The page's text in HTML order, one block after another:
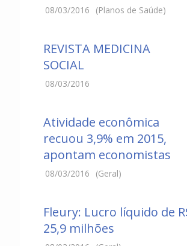
08/03/2016 (Planos de Saúde)
REVISTA MEDICINA
SOCIAL
08/03/2016
Atividade econômica
recuou 3,9% em 2015,
apontam economistas
08/03/2016 (Geral)
Fleury: Lucro líquido de
25,9 milhões